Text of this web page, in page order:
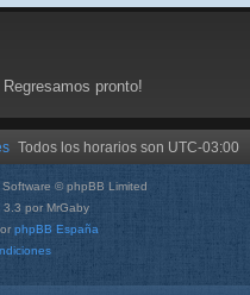
pronto!
Todos los horarios son UTC-03:00
© phpBB Limited
3.3 por MrGaby
phpBB España